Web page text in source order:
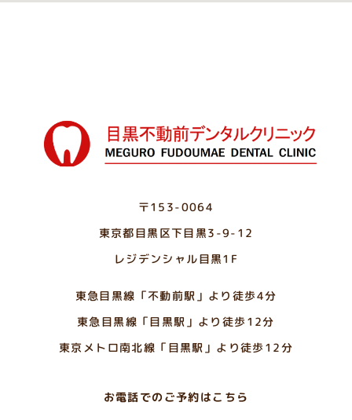
〒153-0064
東京都目黒区下目黒3-9-12
レジデンシャル目黒1F
東急目黒線「不動前駅」より徒歩4分
東急目黒線 「目黒駅」より徒歩12分
東京メトロ南北線「目黒駅」より徒歩12分
お電話でのご予約はこちら